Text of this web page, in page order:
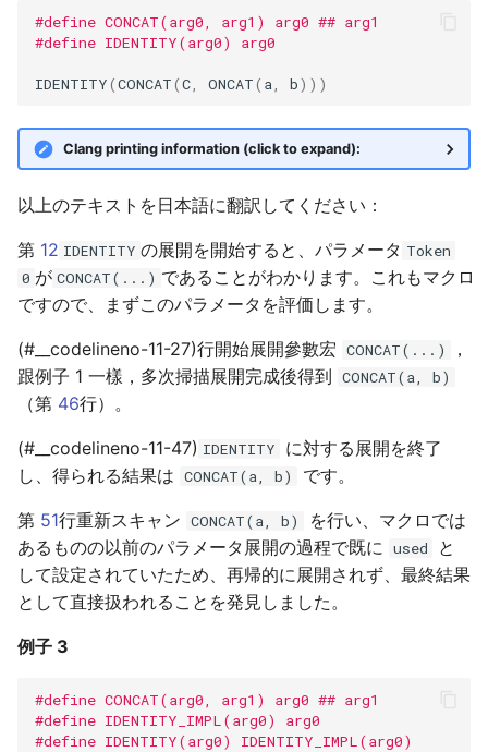
#define CONCAT(arg0, arg1) arg0 ## arg1
#define IDENTITY(arg0) arg0
IDENTITY(CONCAT(C ONCAT( a b)))
Clang printing information (click to expand):
以上のテキストを日本語に翻訳してください：
第 12 IDENTITY の展開を開始すると、パラメータ Token
0 が CONCAT(...) であることがわかります。これもマクロ
ですので、まずこのパラメータを評価します。
(#__codelineno-11-27)行開始展開參數宏 CONCAT(...)
，
跟例子 1 一樣，多次掃描展開完成後得到 CONCAT(a, b)
（第 46行）。
(#__codelineno-11-47) IDENTITY
に対する展開を終了
し、得られる結果は CONCAT(a, b) です。
第 51行重新スキャン CONCAT(a, b)
を行い、マクロでは
あるものの以前のパラメータ展開の過程で既に used
と
して設定されていたため、再帰的に展開されず、最終結果
として直接扱われることを発見しました。
例子 3
#define CONCAT(arg0, arg1) arg0 ## arg1
#define IDENTITY_IMPL(arg0) arg0
#define IDENTITY(arg0) IDENTITY_IMPL(arg0)